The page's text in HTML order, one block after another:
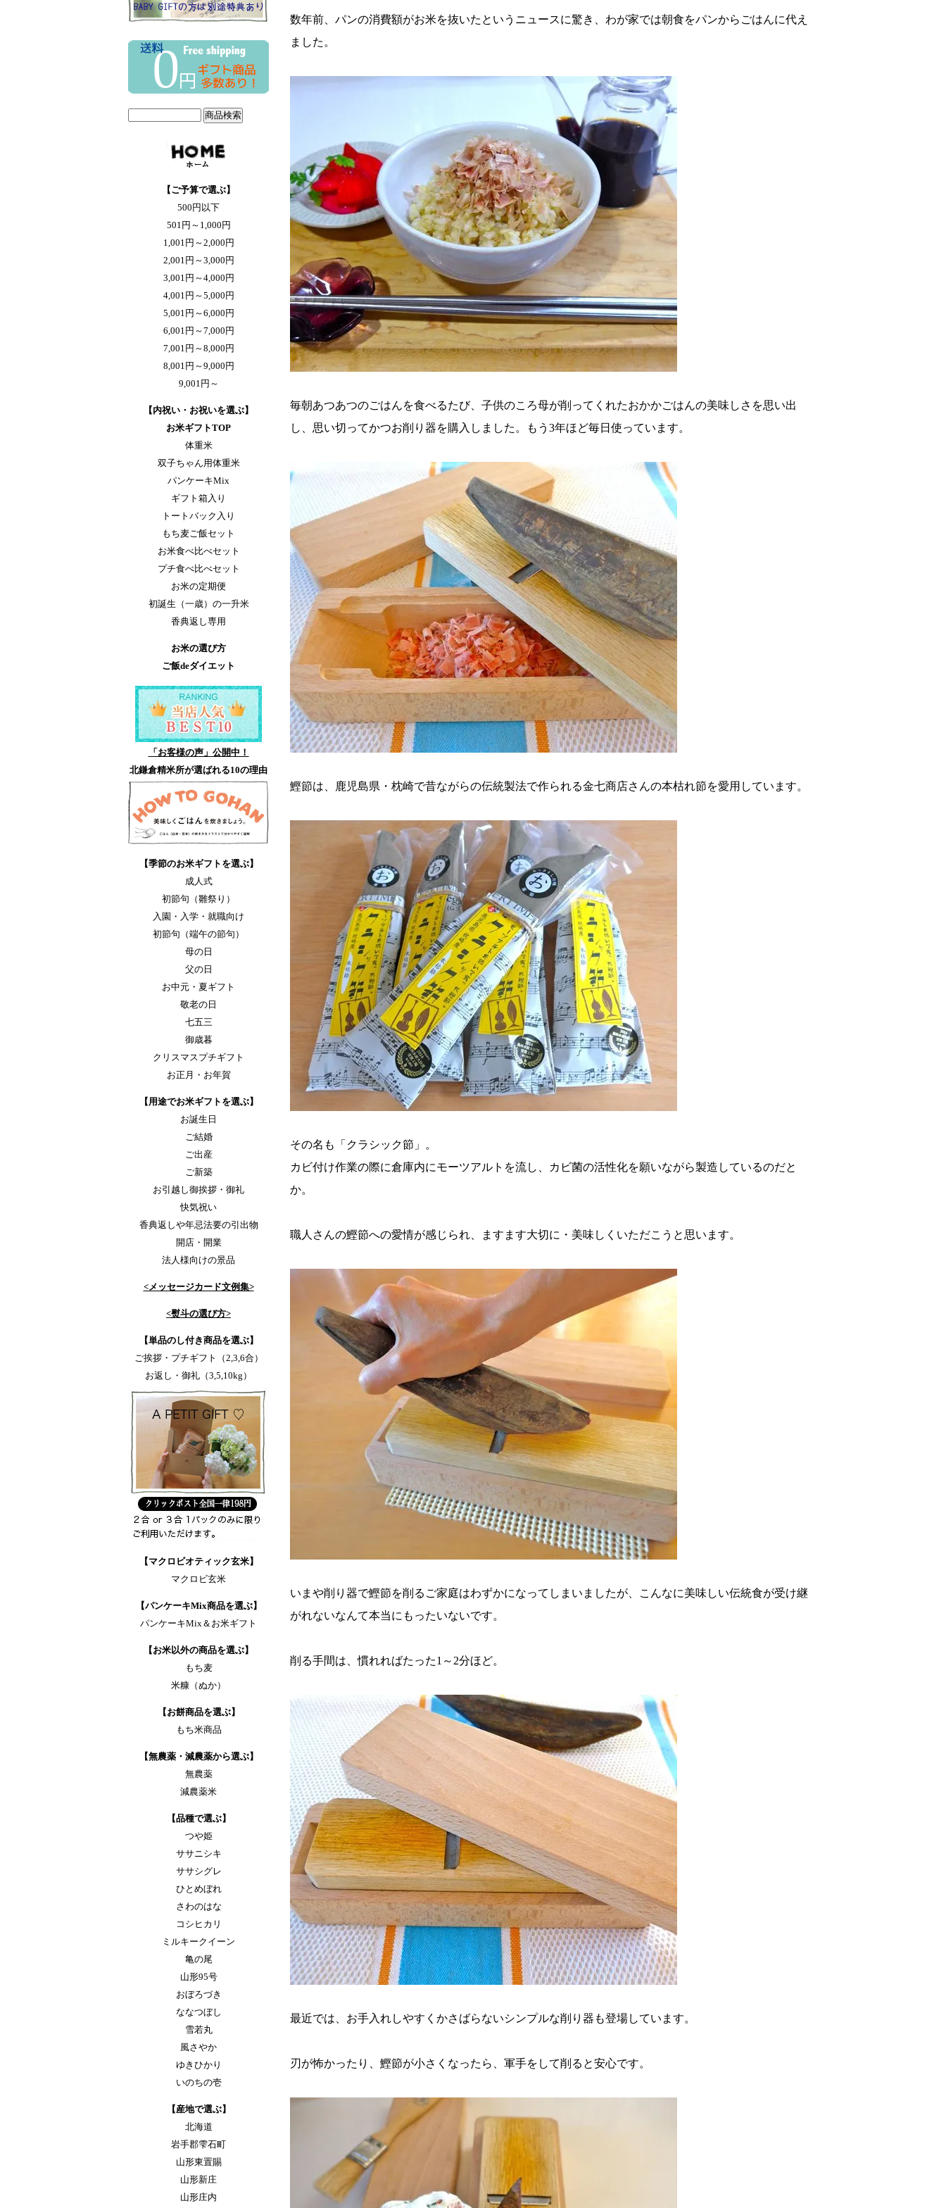
【ご予算で選ぶ】
500円以下
501円～1,000円
1,001円～2,000円
2,001円～3,000円
3,001円～4,000円
4,001円～5,000円
5,001円～6,000円
6,001円～7,000円
7,001円～8,000円
8,001円～9,000円
9,001円～
【内祝い・お祝いを選ぶ】
お米ギフトTOP
体重米
双子ちゃん用体重米
パンケーキMix
ギフト箱入り
トートバック入り
もち麦ご飯セット
お米食べ比べセット
プチ食べ比べセット
お米の定期便
初誕生（一歳）の一升米
香典返し専用
お米の選び方
ご飯deダイエット
「お客様の声」公開中！
北鎌倉精米所が選ばれる10の理由
【季節のお米ギフトを選ぶ】
成人式
初節句（雛祭り）
入園・入学・就職向け
初節句（端午の節句）
母の日
父の日
お中元・夏ギフト
敬老の日
七五三
御歳暮
クリスマスプチギフト
お正月・お年賀
【用途でお米ギフトを選ぶ】
お誕生日
ご結婚
ご出産
ご新築
お引越し御挨拶・御礼
快気祝い
香典返しや年忌法要の引出物
開店・開業
法人様向けの景品
<メッセージカード文例集>
<熨斗の選び方>
【単品のし付き商品を選ぶ】
ご挨拶・プチギフト（2,3,6合）
お返し・御礼（3,5,10kg）
【マクロビオティック玄米】
マクロビ玄米
【パンケーキMix商品を選ぶ】
パンケーキMix＆お米ギフト
【お米以外の商品を選ぶ】
もち麦
米糠（ぬか）
【お餅商品を選ぶ】
もち米商品
【無農薬・減農薬から選ぶ】
無農薬
減農薬米
【品種で選ぶ】
つや姫
ササニシキ
ササシグレ
ひとめぼれ
さわのはな
コシヒカリ
ミルキークイーン
亀の尾
山形95号
おぼろづき
ななつぼし
雪若丸
風さやか
ゆきひかり
いのちの壱
【産地で選ぶ】
北海道
岩手郡雫石町
山形東置賜
山形新庄
山形庄内
数年前、パンの消費額がお米を抜いたというニュースに驚き、わが家では朝食をパンからごはんに代え
ました。
毎朝あつあつのごはんを食べるたび、子供のころ母が削ってくれたおかかごはんの美味しさを思い出
し、思い切ってかつお削り器を購入しました。もう3年ほど毎日使っています。
鰹節は、鹿児島県・枕崎で昔ながらの伝統製法で作られる金七商店さんの本枯れ節を愛用しています。
その名も「クラシック節」。
カビ付け作業の際に倉庫内にモーツアルトを流し、カビ菌の活性化を願いながら製造しているのだと
か。
職人さんの鰹節への愛情が感じられ、ますます大切に・美味しくいただこうと思います。
いまや削り器で鰹節を削るご家庭はわずかになってしまいましたが、こんなに美味しい伝統食が受け継
がれないなんて本当にもったいないです。
削る手間は、慣れればたった1～2分ほど。
最近では、お手入れしやすくかさばらないシンプルな削り器も登場しています。
刃が怖かったり、鰹節が小さくなったら、軍手をして削ると安心です。